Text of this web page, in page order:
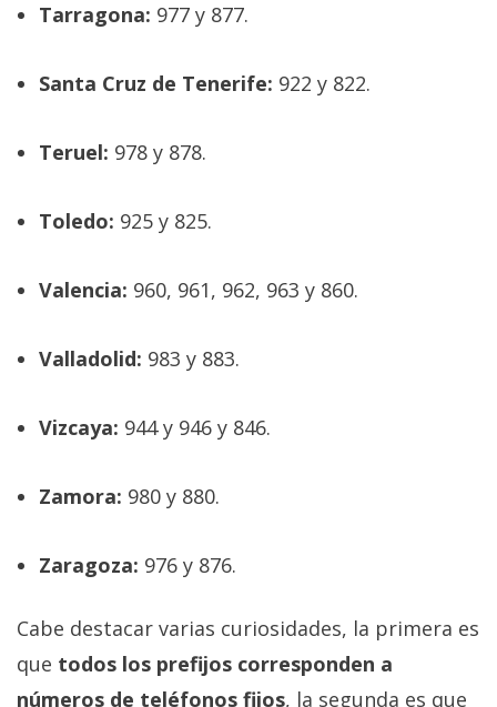
Tarragona: 977 y 877.
Santa Cruz de Tenerife: 922 y 822.
Teruel: 978 y 878.
Toledo: 925 y 825.
Valencia: 960, 961, 962, 963 y 860.
Valladolid: 983 y 883.
Vizcaya: 944 y 946 y 846.
Zamora: 980 y 880.
Zaragoza: 976 y 876.
Cabe destacar varias curiosidades, la primera es
que todos los prefijos corresponden a
números de teléfonos fijos, la segunda es que